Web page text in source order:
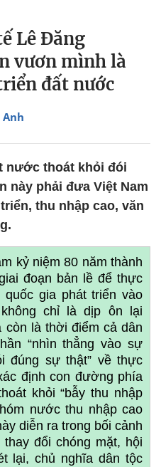
Lê Đăng
vươn mình là
đất nước
Anh
nước thoát khỏi đói
này phải đưa Việt Nam
thu nhập cao, văn
kỷ niệm 80 năm thành
đoạn bản lề để thực
gia phát triển vào
chỉ là dịp ôn lại
còn là thời điểm cả dân
“nhìn thẳng vào sự
đúng sự thật” về thực
định con đường phía
khỏi “bẫy thu nhập
nước thu nhập cao
diễn ra trong bối cảnh
đổi chóng mặt, hội
lại, chủ nghĩa dân tộc